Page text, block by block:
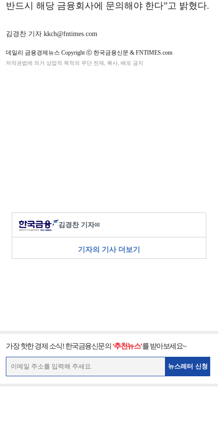
반드시 해당 금융회사에 문의해야 한다”고 밝혔다.
김경찬 기자 kkch@fntimes.com
데일리 금융경제뉴스 Copyright ⓒ 한국금융신문 & FNTIMES.com
저작권법에 의거 상업적 목적의 무단 전재, 복사, 배포 금지
김경찬 기자✉
기자의 기사 더보기
가장 핫한 경제 소식! 한국금융신문의 ‘추천뉴스’를 받아보세요~
뉴스레터 신청